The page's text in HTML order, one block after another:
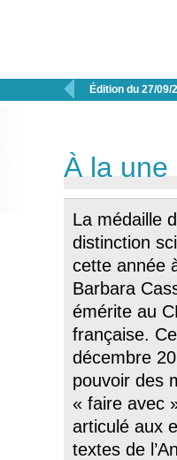
 Édition du 27/09/
À la une
La médaille
distinction
cette année
Barbara
émérite au
française.
décembre
pouvoir des
« faire avec
articulé aux
textes de